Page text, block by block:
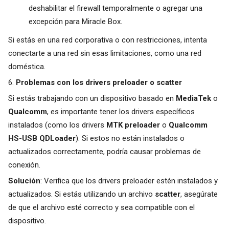
deshabilitar el firewall temporalmente o agregar una
excepción para Miracle Box.
Si estás en una red corporativa o con restricciones, intenta
conectarte a una red sin esas limitaciones, como una red
doméstica.
6. Problemas con los drivers preloader o scatter
Si estás trabajando con un dispositivo basado en MediaTeko
Qualcomm, es importante tener los drivers específicos
instalados (como los drivers MTK preloadero Qualcomm
HS-USB QDLoader). Si estos no están instalados o
actualizados correctamente, podría causar problemas de
conexión.
Solución: Verifica que los drivers preloader estén instalados y
actualizados. Si estás utilizando un archivo scatter, asegúrate
de que el archivo esté correcto y sea compatible con el
dispositivo.